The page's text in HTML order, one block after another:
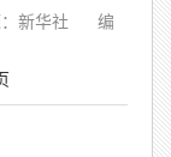
新华社
编